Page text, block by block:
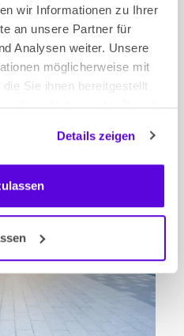
wir Informationen zu Ihrer
an unsere Partner für
Analysen weiter. Unsere
möglicherweise mit
Sie ihnen bereitgestellt
Ihrer Nutzung der Dienste
Details zeigen
und Unternehmen,
und
und freuen uns,
gemeinsam mit